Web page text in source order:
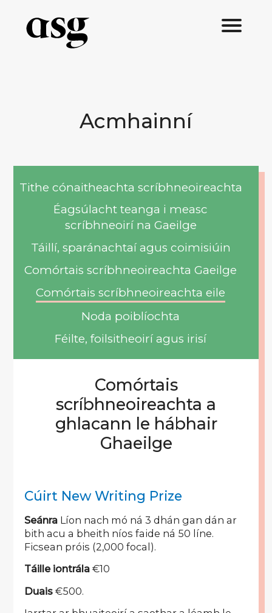
Acmhainní
Tithe cónaitheachta scríbhneoireachta
Éagsúlacht teanga i measc
scríbhneoirí na Gaeilge
Táillí, sparánachtaí agus coimisiúin
Comórtais scríbhneoireachta Gaeilge
Comórtais scríbhneoireachta eile
Noda poiblíochta
Féilte, foilsitheoirí agus irisí
Comórtais
scríbhneoireachta a
ghlacann le hábhair
Ghaeilge
Cúirt New Writing Prize
Seánra Líon nach mó ná 3 dhán gan dán ar
bith acu a bheith níos faide ná 50 líne.
Ficsean próis (2,000 focal).
Táille iontrála €10
Duais €500.